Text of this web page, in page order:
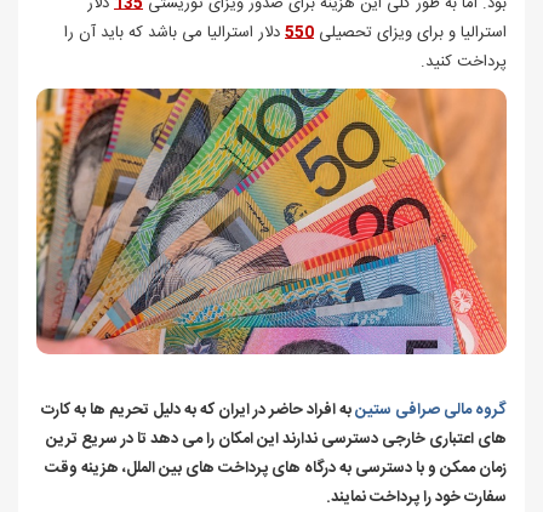
استرالیاو برای ویزای تحصیلی 550دلار استرالیا می باشد که باید آن را
پرداخت کنید.
گروه مالی صرافی ستینبه افراد حاضر در ایران که به دلیل تحریم ها به کارت
های اعتباری خارجی دسترسی ندارند این امکان را می دهد تا در سریع ترین
زمان ممکن و با دسترسی به درگاه های پرداخت های بین الملل، هزینه وقت
سفارت خود را پرداخت نمایند.